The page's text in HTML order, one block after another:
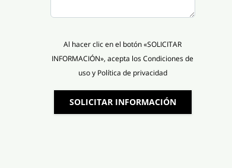
Al hacer clic en el botón «SOLICITAR
INFORMACIÓN», acepta los Condiciones de
uso y Política de privacidad
SOLICITAR INFORMACIÓN